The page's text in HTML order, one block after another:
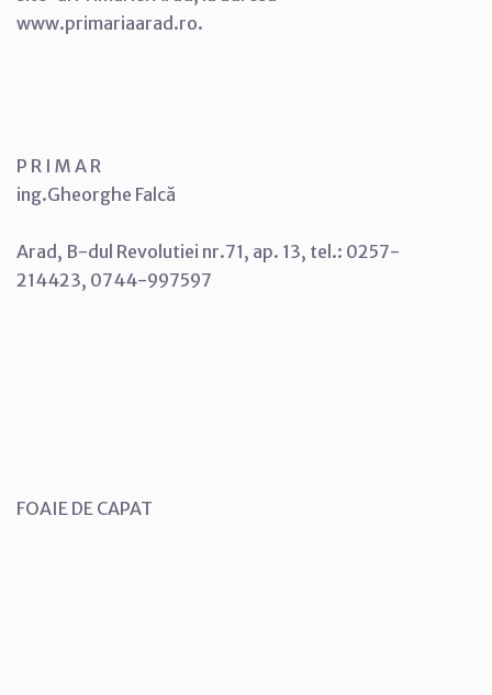
www.primariaarad.ro.
P R I M A R
ing.Gheorghe Falcă
Arad, B-dul Revolutiei nr.71, ap. 13, tel.: 0257-
214423, 0744-997597
FOAIE DE CAPAT